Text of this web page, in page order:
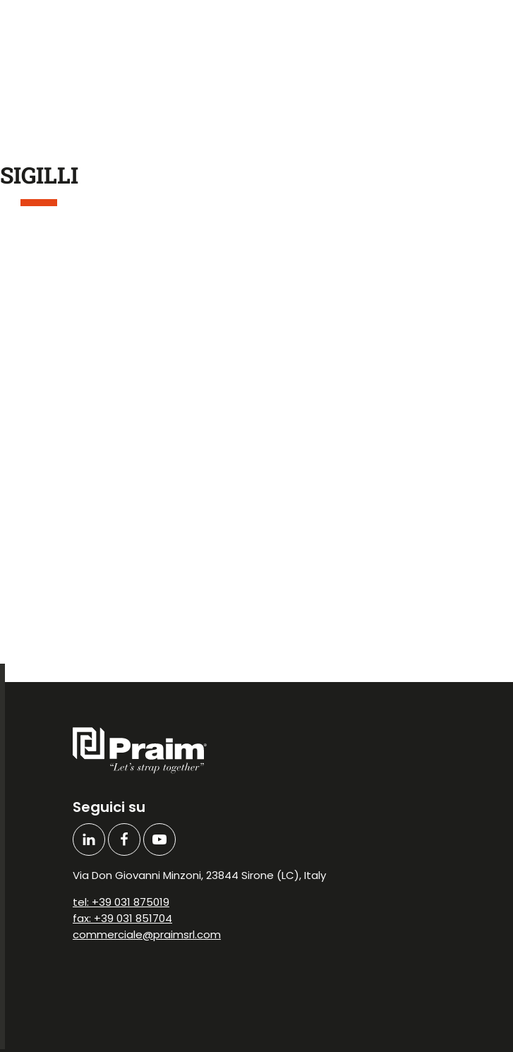
SIGILLI
Seguici su
Via Don Giovanni Minzoni, 23844 Sirone (LC), Italy
tel: +39 031 875019
fax: +39 031 851704
commerciale@praimsrl.com